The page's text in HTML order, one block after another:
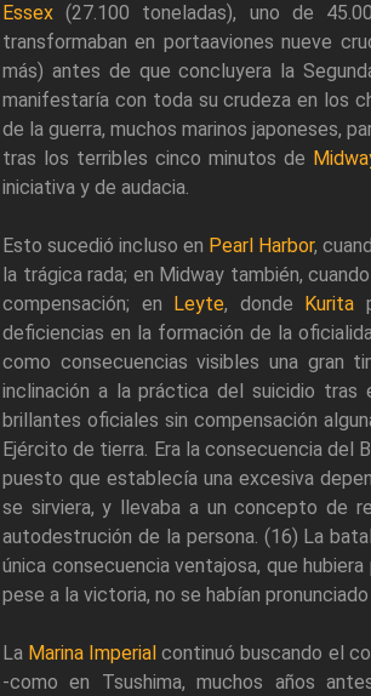
Essex (27.100 toneladas), uno de
transformaban en portaaviones nueve
más) antes de que concluyera la
manifestaría con toda su crudeza en los
de la guerra, muchos marinos japoneses,
tras los terribles cinco minutos de
iniciativa y de audacia.
Esto sucedió incluso en Pearl Harbor,
la trágica rada; en Midway también, cuando
compensación; en Leyte, donde Kurita
deficiencias en la formación de la
como consecuencias visibles una gran
inclinación a la práctica del suicidio tras
brillantes oficiales sin compensación
Ejército de tierra. Era la consecuencia del
puesto que establecía una excesiva
se sirviera, y llevaba a un concepto de
autodestrución de la persona. (16) La
única consecuencia ventajosa, que
pese a la victoria, no se habían
La Marina Imperial continuó buscando el
-como en Tsushima, muchos años